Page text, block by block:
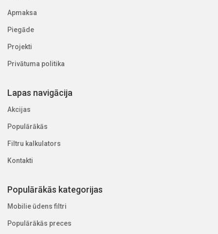
Apmaksa
Piegāde
Projekti
Privātuma politika
Lapas navigācija
Akcijas
Populārākās
Filtru kalkulators
Kontakti
Populārākās kategorijas
Mobilie ūdens filtri
Populārākās preces